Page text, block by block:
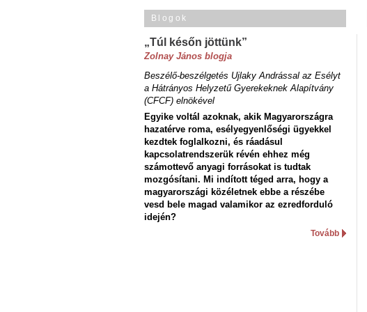
Blogok
„Túl későn jöttünk”
Zolnay János blogja
Beszélő-beszélgetés Ujlaky Andrással az Esélyt
a Hátrányos Helyzetű Gyerekeknek Alapítvány
(CFCF) elnökével
Egyike voltál azoknak, akik Magyarországra
hazatérve roma, esélyegyenlőségi ügyekkel
kezdtek foglalkozni, és ráadásul
kapcsolatrendszerük révén ehhez még
számottevő anyagi forrásokat is tudtak
mozgósítani. Mi indított téged arra, hogy a
magyarországi közéletnek ebbe a részébe
vesd bele magad valamikor az ezredforduló
idején?
Tovább